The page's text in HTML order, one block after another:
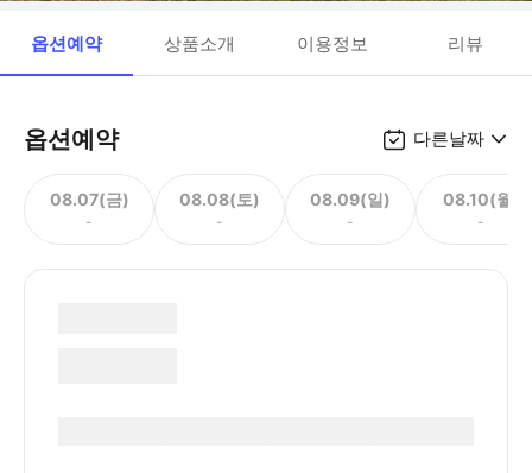
옵션예약 상품소개 이용정보 리뷰
옵션예약 다른날짜
08.07(금)
-
08.08(토)
-
08.09(일)
-
08.10(월)
-